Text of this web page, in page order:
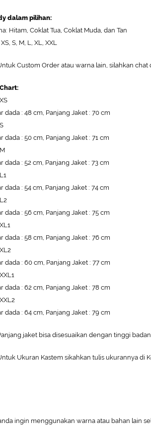
dalam pilihan:
Hitam, Coklat Tua, Coklat Muda, dan Tan
S, M, L, XL, XXL
Custom Order atau warna lain, silahkan chat
dada : 48 cm, Panjang Jaket : 70 cm
dada : 50 cm, Panjang Jaket : 71 cm
dada : 52 cm, Panjang Jaket : 73 cm
dada : 54 cm, Panjang Jaket : 74 cm
dada : 56 cm, Panjang Jaket : 75 cm
dada : 58 cm, Panjang Jaket : 76 cm
dada : 60 cm, Panjang Jaket : 77 cm
dada : 62 cm, Panjang Jaket : 78 cm
dada : 64 cm, Panjang Jaket : 79 cm
jaket bisa disesuaikan dengan tinggi badan
Ukuran Kastem sikahkan tulis ukurannya di
ingin menggunakan warna atau bahan lain